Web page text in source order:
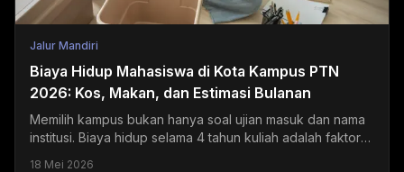
Jalur Mandiri
Biaya Hidup Mahasiswa di Kota Kampus PTN
2026: Kos, Makan, dan Estimasi Bulanan
Memilih kampus bukan hanya soal ujian masuk dan nama
institusi. Biaya hidup selama 4 tahun kuliah adalah faktor
18 Mei 2026